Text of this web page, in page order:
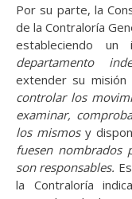
Por su parte, la
de la Contraloría
estableciendo un
departamento
extender su
controlar los
examinar,
los mismosy
fuesen nombrados
son responsables.
la Contraloría